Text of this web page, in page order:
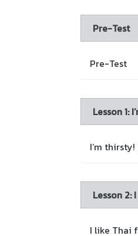
Pre-Test
Pre-Test
Lesson 1:
I’m
Lesson 2:
I like Thai